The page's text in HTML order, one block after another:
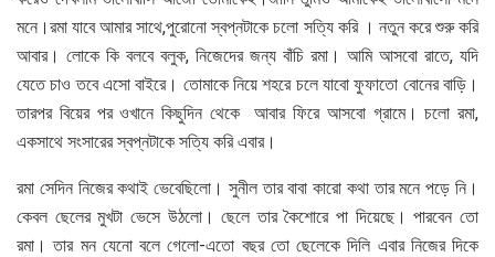
মনে।রমা যাবে আমার সাথে,পুরোনো স্বপ্নটাকে চলো সত্যি করি । নতুন করে শুরু করি
আবার। লোকে কি বলবে বলুক, নিজেদের জন্য বাঁচি রমা। আমি আসবো রাতে, যদি
যেতে চাও তবে এসো বাইরে। তোমাকে নিয়ে শহরে চলে যাবো ফুফাতো বোনের বাড়ি।
তারপর বিয়ের পর ওখানে কিছুদিন থেকে আবার ফিরে আসবো গ্রামে। চলো রমা,
একসাথে সংসারের স্বপ্নটাকে সত্যি করি এবার।
রমা সেদিন নিজের কথাই ভেবেছিলো। সুনীল তার বাবা কারো কথা তার মনে পড়ে নি।
কেবল ছেলের মুখটা ভেসে উঠলো। ছেলে তার কৈশোরে পা দিয়েছে। পারবেন তো
রমা। তার মন যেনো বলে গেলো-এতো বছর তো ছেলেকে দিলি এবার নিজের দিকে